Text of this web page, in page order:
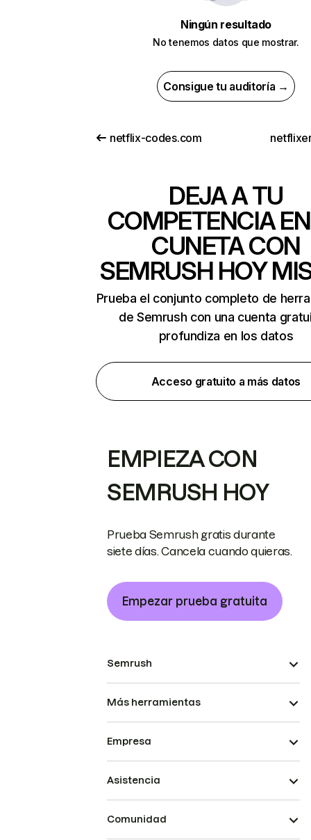
Ningún resultado
No tenemos datos que mostrar.
Consigue tu auditoría →
netflix-codes.com
DEJA A TU
COMPETENCIA
CUNETA CON
SEMRUSH HOY
Prueba el conjunto completo de
de Semrush con una cuenta
profundiza en los datos
Acceso gratuito a más datos
EMPIEZA CON
SEMRUSH HOY
Prueba Semrush gratis durante
siete días. Cancela cuando quieras.
Empezar prueba gratuita
Semrush
Más herramientas
Empresa
Asistencia
Comunidad